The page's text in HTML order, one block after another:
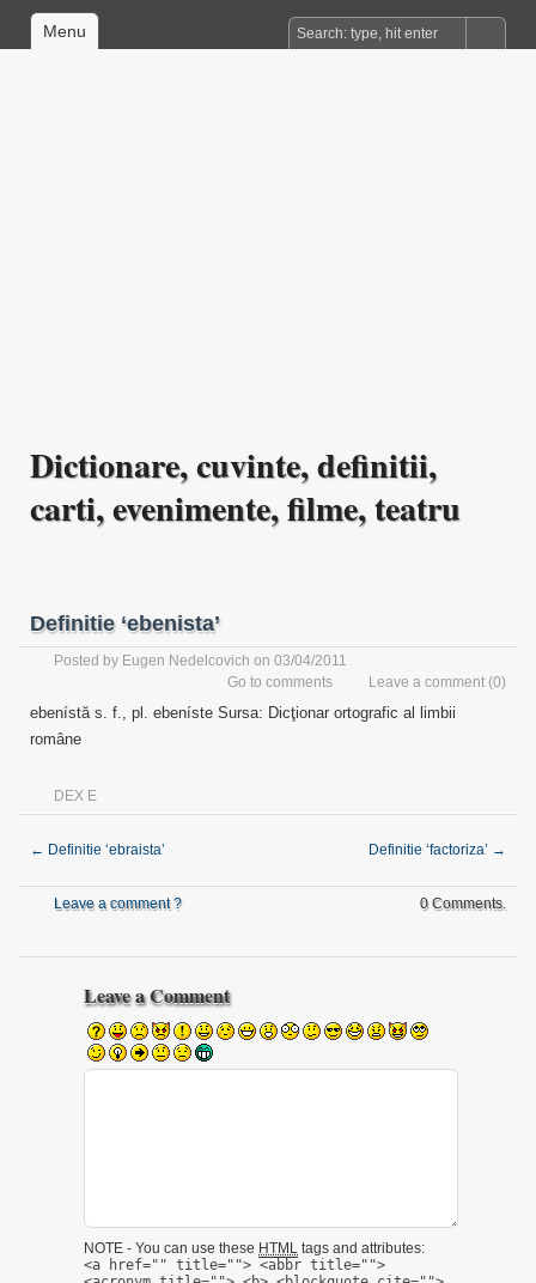
Menu
Dictionare, cuvinte, definitii,
carti, evenimente, filme, teatru
Definitie ‘ebenista’
Posted by Eugen Nedelcovich on 03/04/2011
Leave a comment (0)
Go to comments
ebenístă s. f., pl. ebeníste Sursa: Dicţionar ortografic al limbii
române
DEX E
← Definitie ‘ebraista’ Definitie ‘factoriza’ →
Leave a comment ? 0 Comments.
Leave a Comment
NOTE - You can use these HTML tags and attributes:
<a href="" title=""> <abbr title="">